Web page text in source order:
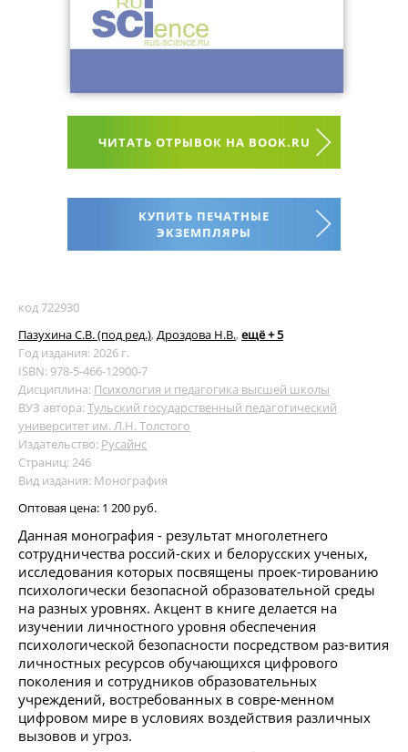
ЧИТАТЬ ОТРЫВОК НА BOOK.RU
КУПИТЬ ПЕЧАТНЫЕ
ЭКЗЕМПЛЯРЫ
код 722930
Пазухина С.В. (под ред.), Дроздова Н.В., ещё + 5
Год издания: 2026 г.
ISBN: 978-5-466-12900-7
Дисциплина: Психология и педагогика высшей школы
ВУЗ автора:Тульский государственный педагогический
университет им. Л.Н. Толстого
Издательство: Русайнс
Страниц: 246
Вид издания: Монография
Оптовая цена: 1 200 руб.
Данная монография - результат многолетнего
сотрудничества россий-ских и белорусских ученых,
исследования которых посвящены проек-тированию
психологически безопасной образовательной среды
на разных уровнях. Акцент в книге делается на
изучении личностного уровня обеспечения
психологической безопасности посредством раз-вития
личностных ресурсов обучающихся цифрового
поколения и сотрудников образовательных
учреждений, востребованных в совре-менном
цифровом мире в условиях воздействия различных
вызовов и угроз.